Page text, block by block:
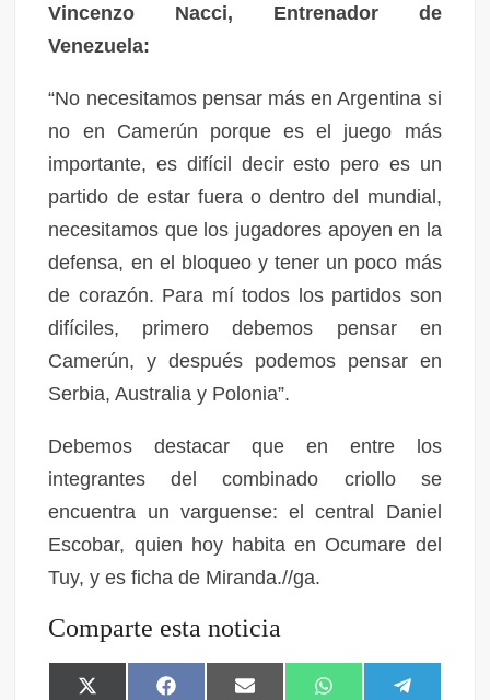
Vincenzo Nacci, Entrenador de
Venezuela:
“No necesitamos pensar más en Argentina si
no en Camerún porque es el juego más
importante, es difícil decir esto pero es un
partido de estar fuera o dentro del mundial,
necesitamos que los jugadores apoyen en la
defensa, en el bloqueo y tener un poco más
de corazón. Para mí todos los partidos son
difíciles, primero debemos pensar en
Camerún, y después podemos pensar en
Serbia, Australia y Polonia”.
Debemos destacar que en entre los
integrantes del combinado criollo se
encuentra un varguense: el central Daniel
Escobar, quien hoy habita en Ocumare del
Tuy, y es ficha de Miranda.//ga.
Comparte esta noticia
X F E W